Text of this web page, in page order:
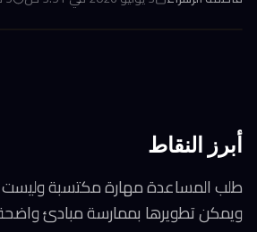
أبرز النقاط
طلب المساعدة مهارة مكتسبة
ويمكن تطويرها بممارسة مبادئ